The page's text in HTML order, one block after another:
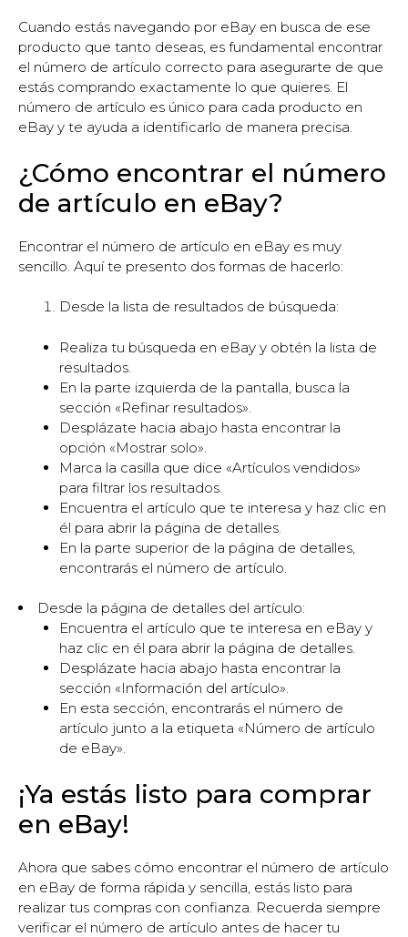
Cuando estás navegando por eBay en busca de ese
producto que tanto deseas, es fundamental encontrar
el número de artículo correcto para asegurarte de que
estás comprando exactamente lo que quieres. El
número de artículo es único para cada producto en
eBay y te ayuda a identificarlo de manera precisa.
¿Cómo encontrar el número
de artículo en eBay?
Encontrar el número de artículo en eBay es muy
sencillo. Aquí te presento dos formas de hacerlo:
Desde la lista de resultados de búsqueda:
Realiza tu búsqueda en eBay y obtén la lista de
resultados.
En la parte izquierda de la pantalla, busca la
sección «Refinar resultados».
Desplázate hacia abajo hasta encontrar la
opción «Mostrar solo».
Marca la casilla que dice «Artículos vendidos»
para filtrar los resultados.
Encuentra el artículo que te interesa y haz clic en
él para abrir la página de detalles.
En la parte superior de la página de detalles,
encontrarás el número de artículo.
Desde la página de detalles del artículo:
Encuentra el artículo que te interesa en eBay y
haz clic en él para abrir la página de detalles.
Desplázate hacia abajo hasta encontrar la
sección «Información del artículo».
En esta sección, encontrarás el número de
artículo junto a la etiqueta «Número de artículo
de eBay».
¡Ya estás listo para comprar
en eBay!
Ahora que sabes cómo encontrar el número de artículo
en eBay de forma rápida y sencilla, estás listo para
realizar tus compras con confianza. Recuerda siempre
verificar el número de artículo antes de hacer tu